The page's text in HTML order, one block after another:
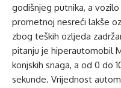
godišnjeg putnika, a
prometnoj nesreći lakše
zbog teških ozljeda
pitanju je hiperautomobil
konjskih snaga, a od 0 do
sekunde. Vrijednost